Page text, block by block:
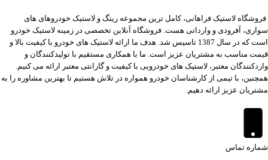
فروشگاه لاستیک فراهانی، کامل ترین مجموعه رینگ و لاستیک خودروهای های
سواری، آفرودی و وارداتی هست. فروشگاه آنلاین تخصصی در زمینه لاستیک خودرو
است که در سال 1387 تاسیس شد. هدف ما ارائه لاستیک های خودرو با کیفیت بالا و
قیمت مناسب به مشتریان عزیز است. ما با همکاری مستقیم با تولیدکنندگان و
واردکنندگان معتبر، لاستیک های خودرویی با کیفیت و گارانتی معتبر ارائه می کنیم.
همچنین، با تیمی از کارشناسان خودرو همواره در تلاش هستیم تا بهترین مشاوره را به
مشتریان عزیز ارائه دهیم.
شماره تماس